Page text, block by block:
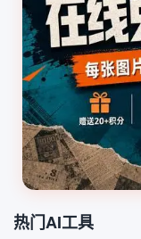
热门AI工具